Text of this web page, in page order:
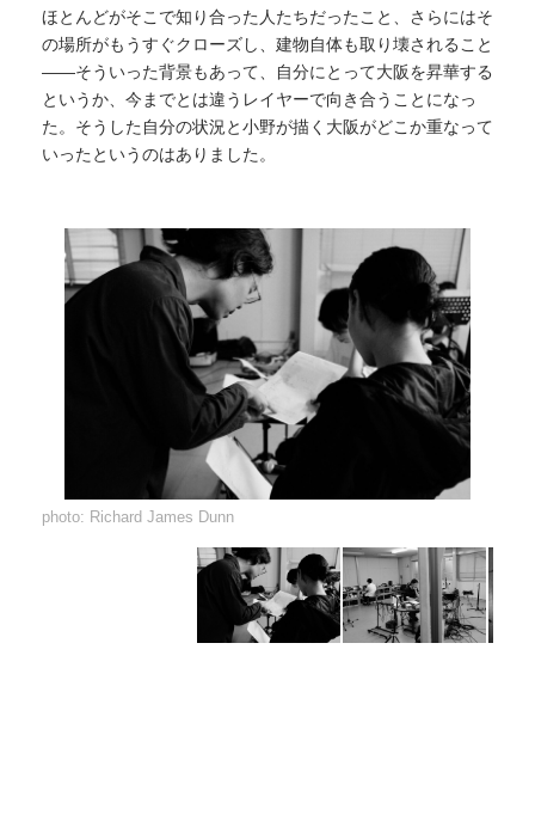
ほとんどがそこで知り合った人たちだったこと、さらにはそ
の場所がもうすぐクローズし、建物自体も取り壊されること
——そういった背景もあって、自分にとって大阪を昇華する
というか、今までとは違うレイヤーで向き合うことになっ
た。そうした自分の状況と小野が描く大阪がどこか重なって
いったというのはありました。
photo: Richard James Dunn
photo: Richard James Dunn
photo: Richard James Dunn
photo: Richard James Dunn
photo: Richard James Dunn
photo: Richard James Dunn
photo: Richard James Dunn